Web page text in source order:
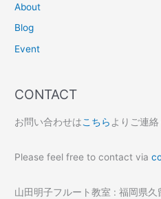
About
Blog
Event
CONTACT
お問い合わせはこちら よりご連絡
Please feel free to contact via
山田明子フルート教室 : 福岡県